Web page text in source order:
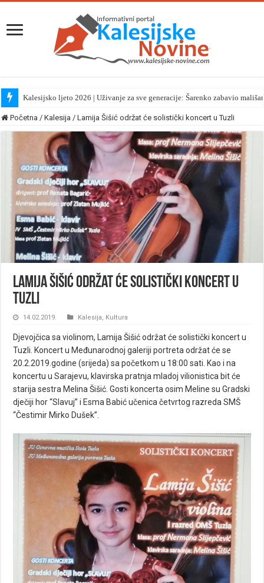
Kalesijsko ljeto 2026 | Uživanje za sve generacije: Šarenko zabavio
Početna / Kalesija / Lamija Šišić održat će solistički koncert u Tuzli
Lamija Šišić održat će solistički koncert u
Tuzli
14.02.2019. Kalesija, Kultura
Djevojčica sa violinom, Lamija Šišić održat će solistički koncert u
Tuzli. Koncert u Međunarodnoj galeriji portreta održat će se
20.2.2019.godine (srijeda) sa početkom u 18:00 sati. Kao i na
koncertu u Sarajevu, klavirska pratnja mladoj vilionistica bit će
starija sestra Melina Šišić. Gosti koncerta osim Meline su Gradski
dječiji hor “Slavuj” i Esma Babić učenica četvrtog razreda SMŠ
“Čestimir Mirko Dušek”.